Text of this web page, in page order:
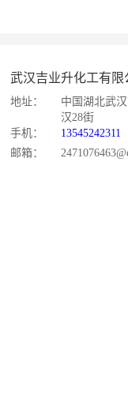
武汉吉业升化工有限
地址：
中国湖北武
汉28街
手机：
13545242311
邮箱：